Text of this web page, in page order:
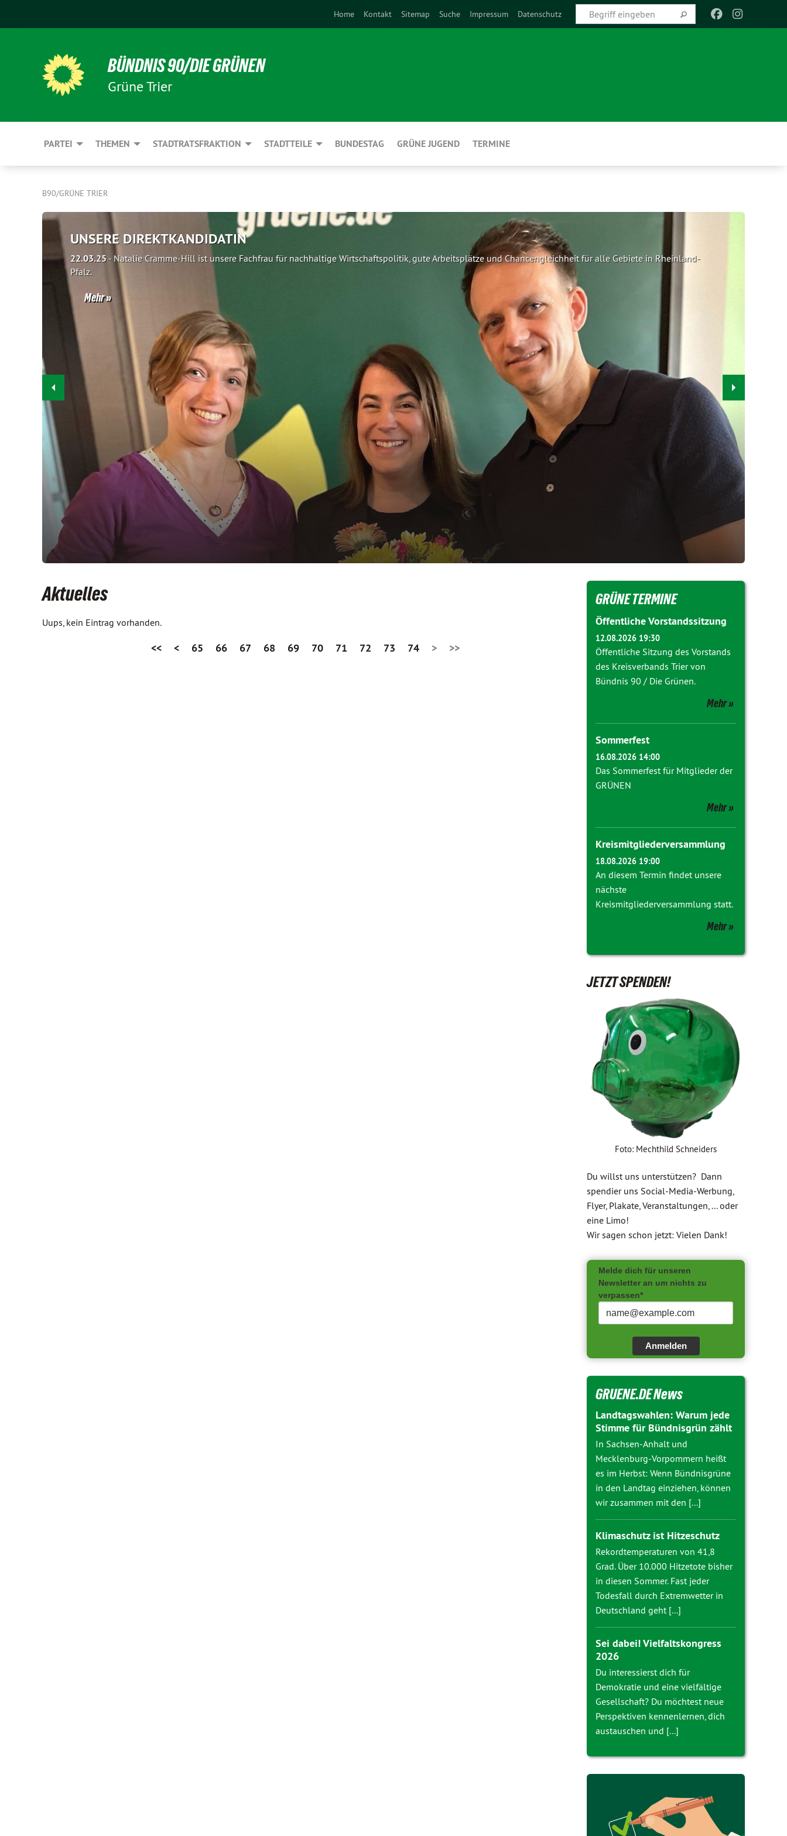
Home Kontakt Sitemap Suche Impressum Datenschutz
BÜNDNIS 90/DIE GRÜNEN
Grüne Trier
PARTEI THEMEN STADTRATSFRAKTION STADTTEILE BUNDESTAG GRÜNE JUGEND TERMINE
B90/GRÜNE TRIER
UNSERE DIREKTKANDIDATIN
22.03.25 - Natalie Cramme-Hill ist unsere Fachfrau für nachhaltige Wirtschaftspolitik, gute Arbeitsplätze und Chancengleichheit für alle Gebiete in Rheinland-
Pfalz.
Mehr
Aktuelles
Uups, kein Eintrag vorhanden.
<< < 65 66 67 68 69 70 71 72 73 74 > >>
GRÜNE TERMINE
Öffentliche Vorstandssitzung
12.08.2026 19:30
Öffentliche Sitzung des Vorstands
des Kreisverbands Trier von
Bündnis 90 / Die Grünen.
Mehr
Sommerfest
16.08.2026 14:00
Das Sommerfest für Mitglieder der
GRÜNEN
Mehr
Kreismitgliederversammlung
18.08.2026 19:00
An diesem Termin findet unsere
nächste
Kreismitgliederversammlung statt.
Mehr
JETZT SPENDEN!
Foto: Mechthild Schneiders
Du willst uns unterstützen? Dann
spendier uns Social-Media-Werbung,
Flyer, Plakate, Veranstaltungen, ... oder
eine Limo!
Wir sagen schon jetzt: Vielen Dank!
Melde dich für unseren
Newsletter an um nichts zu
verpassen*
Anmelden
GRUENE.DE News
Landtagswahlen: Warum jede
Stimme für Bündnisgrün zählt
In Sachsen-Anhalt und
Mecklenburg-Vorpommern heißt
es im Herbst: Wenn Bündnisgrüne
in den Landtag einziehen, können
wir zusammen mit den [...]
Klimaschutz ist Hitzeschutz
Rekordtemperaturen von 41,8
Grad. Über 10.000 Hitzetote bisher
in diesen Sommer. Fast jeder
Todesfall durch Extremwetter in
Deutschland geht [...]
Sei dabei! Vielfaltskongress
2026
Du interessierst dich für
Demokratie und eine vielfältige
Gesellschaft? Du möchtest neue
Perspektiven kennenlernen, dich
austauschen und [...]